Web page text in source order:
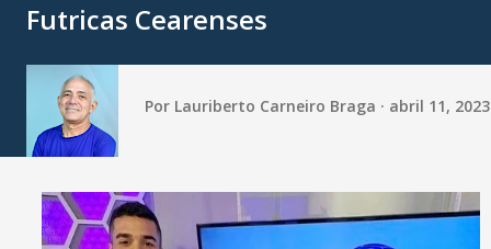
Futricas Cearenses
Por Lauriberto Carneiro Braga abril 11, 2023